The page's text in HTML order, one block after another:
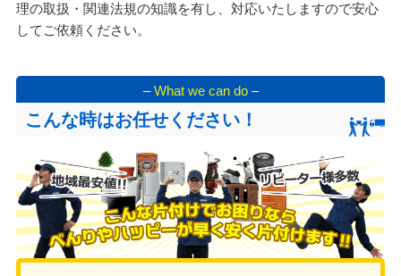
理の取扱・関連法規の知識を有し、対応いたしますので安心
してご依頼ください。
–What we can do–
こんな時はお任せください！